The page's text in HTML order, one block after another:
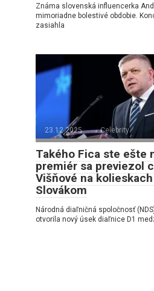
Známa slovenská influencerka
mimoriadne bolestivé obdobie.
zasiahla
23.12.2025 Celebrity
Takého Fica ste ešte
premiér sa previezol
Višňové na
Slovákom
Národná diaľničná spoločnosť
otvorila nový úsek diaľnice D1